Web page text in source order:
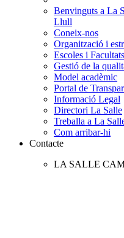
Benvinguts a La
Llull
Coneix-nos
Organització i
Escoles i Facultats
Gestió de la
Model acadèmic
Portal de
Informació Legal
Directori La Salle
Treballa a La
Com arribar-hi
Contacte
LA SALLE